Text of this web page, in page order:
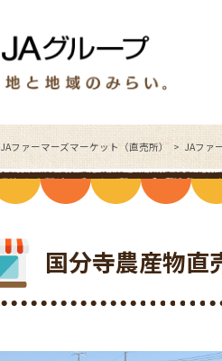
JAファーマーズマーケット（直売所） JAファ
国分寺農産物直